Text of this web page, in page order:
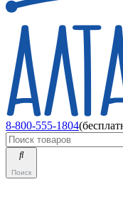
8-800-555-1804
Поиск